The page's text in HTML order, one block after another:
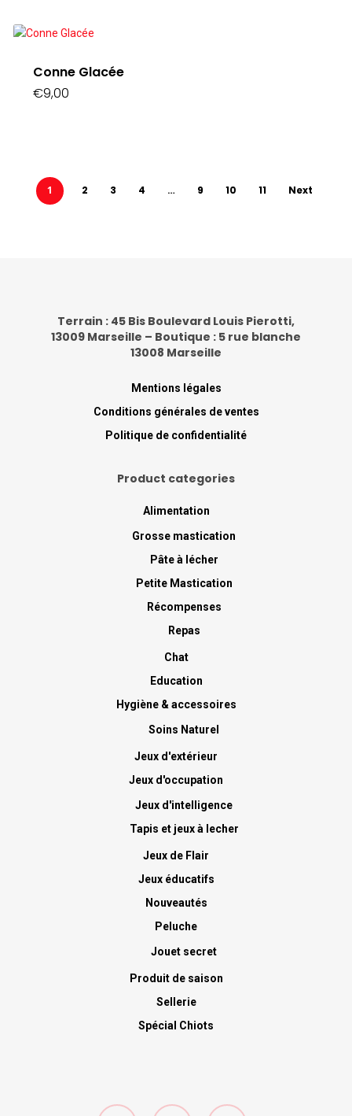
Conne Glacée
€9,00
1 2 3 4 … 9 10 11 Next
Terrain : 45 Bis Boulevard Louis Pierotti,
13009 Marseille – Boutique : 5 rue blanche
13008 Marseille
Mentions légales
Conditions générales de ventes
Politique de confidentialité
Product categories
Alimentation
Grosse mastication
Pâte à lécher
Petite Mastication
Récompenses
Repas
Chat
Education
Hygiène & accessoires
Soins Naturel
Jeux d'extérieur
Jeux d'occupation
Jeux d'intelligence
Tapis et jeux à lecher
Jeux de Flair
Jeux éducatifs
Nouveautés
Peluche
Jouet secret
Produit de saison
Sellerie
Spécial Chiots
facebook google- instagram